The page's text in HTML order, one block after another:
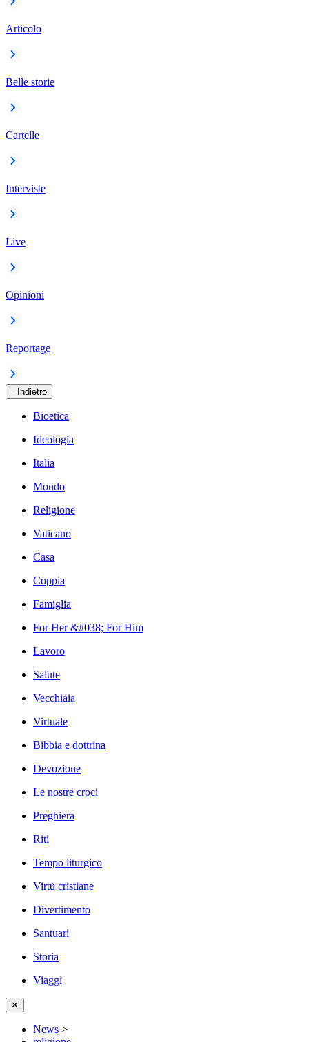
Articolo
Belle storie
Cartelle
Interviste
Live
Opinioni
Reportage
Indietro
Bioetica
Ideologia
Italia
Mondo
Religione
Vaticano
Casa
Coppia
Famiglia
For Her &#038; For Him
Lavoro
Salute
Vecchiaia
Virtuale
Bibbia e dottrina
Devozione
Le nostre croci
Preghiera
Riti
Tempo liturgico
Virtù cristiane
Divertimento
Santuari
Storia
Viaggi
✕
News >